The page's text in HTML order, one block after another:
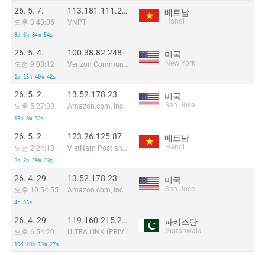
26. 5. 7.
오후 3:43:06
3d 6h 34m 54s
113.181.111.255
VNPT
베트남
Hanoi
26. 5. 4.
오전 9:08:12
1d 15h 40m 42s
100.38.82.248
Verizon Communications
미국
New York
26. 5. 2.
오후 5:27:30
15h 3m 12s
13.52.178.23
Amazon.com, Inc.
미국
San Jose
26. 5. 2.
오전 2:24:18
2d 3h 29m 23s
123.26.125.87
VietNam Post and Telecom Corporation
베트남
Hanoi
26. 4. 29.
오후 10:54:55
4h 35s
13.52.178.23
Amazon.com, Inc.
미국
San Jose
26. 4. 29.
오후 6:54:20
10d 20h 13m 27s
119.160.215.243
ULTRA LINK (PRIVATE) LIMITED
파키스탄
Gujranwala